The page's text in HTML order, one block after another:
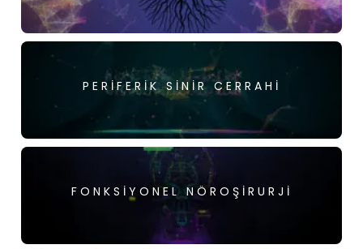
PERIFERIK SINIR CERRAHI
FONKSIYONEL NÖROŞIRURJI